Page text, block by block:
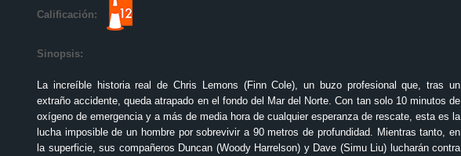
Calificación:
Sinopsis:
La increíble historia real de Chris Lemons (Finn Cole), un buzo profesional que, tras un
extraño accidente, queda atrapado en el fondo del Mar del Norte. Con tan solo 10 minutos de
oxígeno de emergencia y a más de media hora de cualquier esperanza de rescate, esta es la
lucha imposible de un hombre por sobrevivir a 90 metros de profundidad. Mientras tanto, en
la superficie, sus compañeros Duncan (Woody Harrelson) y Dave (Simu Liu) lucharán contra